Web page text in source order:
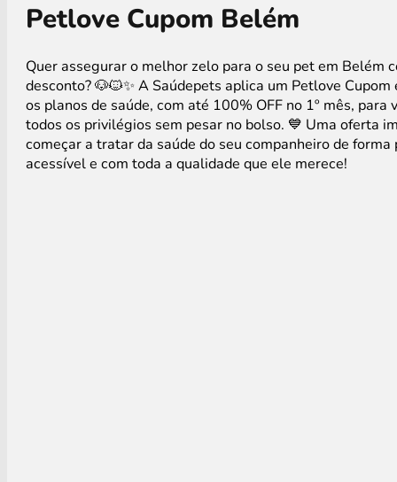
Petlove Cupom Belém
Quer assegurar o melhor zelo para o seu pet em Belém
desconto? 🐶🐱✨ A Saúdepets aplica um Petlove
os planos de saúde, com até 100% OFF no 1º mês, para
todos os privilégios sem pesar no bolso. 💙 Uma oferta
começar a tratar da saúde do seu companheiro de forma
acessível e com toda a qualidade que ele merece!